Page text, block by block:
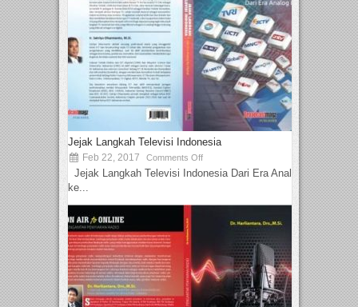
Jejak Langkah Televisi Indonesia
Feb 22, 2017 Comments Off
Jejak Langkah Televisi Indonesia Dari Era Analog
ke...